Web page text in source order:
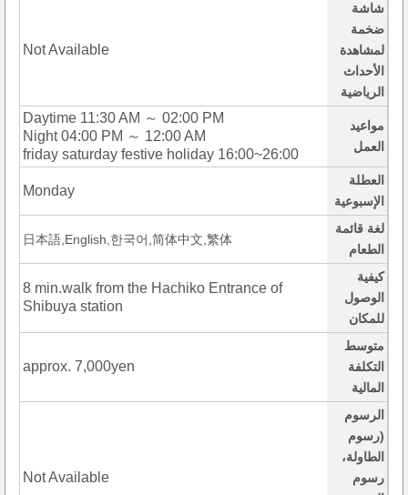
شاشة
ضخمة
لمشاهدة
الأحداث
الرياضية
Not Available
مواعيد
العمل
Daytime 11:30 AM ～ 02:00 PM
Night 04:00 PM ～ 12:00 AM
friday saturday festive holiday 16:00~26:00
العطلة
الإسبوعية
Monday
لغة قائمة
الطعام
日本語,English,한국어,简体中文,繁体
كيفية
الوصول
للمكان
8 min.walk from the Hachiko Entrance of
Shibuya station
متوسط
التكلفة
المالية
approx. 7,000yen
الرسوم
(رسوم
الطاولة،
رسوم
Not Available